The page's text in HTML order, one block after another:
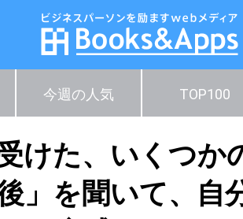
今週の人気 TOP100
けた、いくつか
後」を聞いて、自